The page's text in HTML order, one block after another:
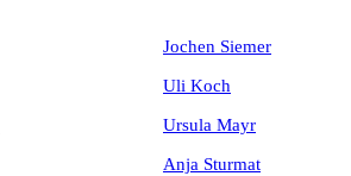
Jochen Siemer
Uli Koch
Ursula Mayr
Anja Sturmat